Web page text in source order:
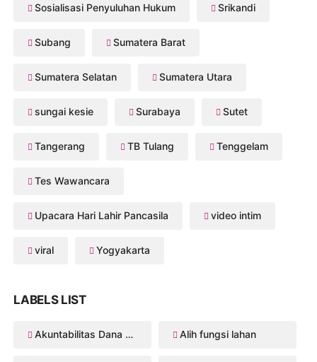
Sosialisasi Penyuluhan Hukum Srikandi
Subang Sumatera Barat
Sumatera Selatan Sumatera Utara
sungai kesie Surabaya Sutet
Tangerang TB Tulang Tenggelam
Tes Wawancara
Upacara Hari Lahir Pancasila video intim
viral Yogyakarta
LABELS LIST
Akuntabilitas Dana Desa Alih fungsi lahan